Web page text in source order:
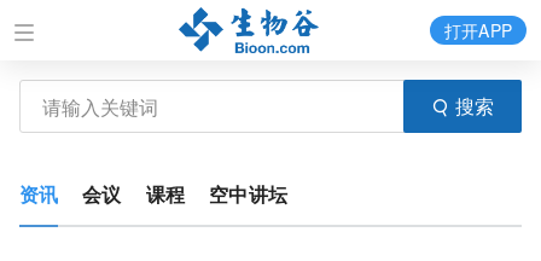
搜索
打开APP
资讯 会议 课程 空中讲坛